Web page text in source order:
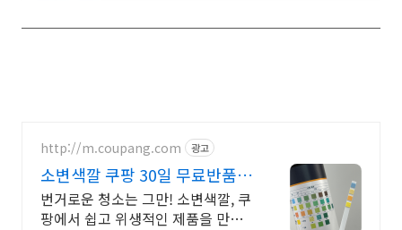
http://m.coupang.com 광고
소변색깔 쿠팡 30일 무료반품으
로 부담없이
번거로운 청소는 그만! 소변색깔, 쿠
팡에서 쉽고 위생적인 제품을 만나